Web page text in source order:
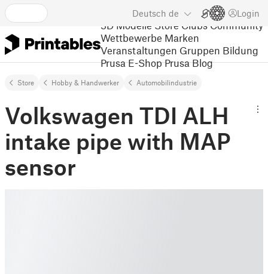
Deutsch de Login
3D Modelle Store Clubs Community
Wettbewerbe Marken
Veranstaltungen Gruppen Bildung
Prusa E-Shop Prusa Blog
Store Hobby & Handwerker Automobilindustrie
Volkswagen TDI ALH
intake pipe with MAP
sensor